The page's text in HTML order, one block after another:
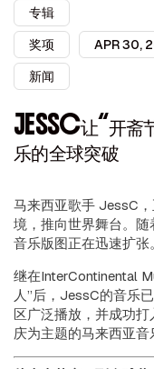
专辑
奖项
新闻
APR 30,
JESSC让“开斋
乐的全球突破
马来西亚歌手 JessC
境，推向世界舞台。
音乐版图正在迅速扩张。
继在InterContinental
人”后，JessC的音乐
区广泛播放，并成功
庆为主题的马来西亚音